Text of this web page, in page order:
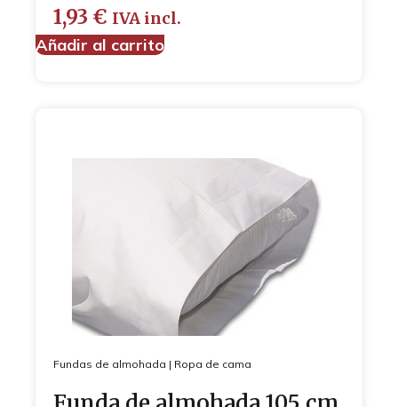
1,93 € IVA incl.
Añadir al carrito
Fundas de almohada | Ropa de cama